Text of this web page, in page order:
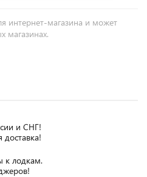
интернет-магазина и может
магазинах.
и СНГ!
доставка!
к лодкам.